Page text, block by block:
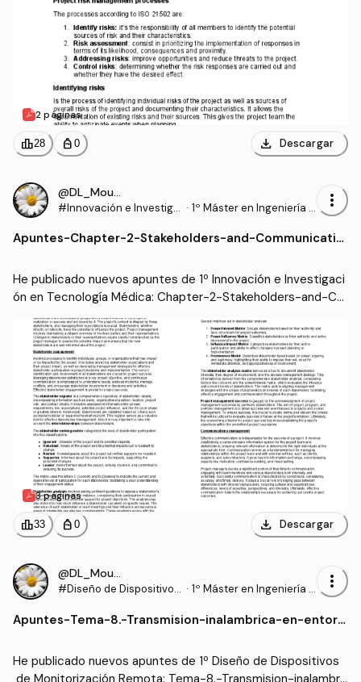
2 páginas
leaderboard28 personal_bag 0 download Descargar
@DL_Moura
#Innovación e Investiga
ca
· 1º Máster en Ingeniería B
more_vert
Apuntes-Chapter-2-Stakeholders-and-Communicatio
He publicado nuevos apuntes de 1º Innovación e Investigaci
ón en Tecnología Médica: Chapter-2-Stakeholders-and-Co
mmunications.pdf
3 páginas
leaderboard33 personal_bag 0 download Descargar
@DL_Moura
#Diseño de Dispositivos
ta
· 1º Máster en Ingeniería B
more_vert
Apuntes-Tema-8.-Transmision-inalambrica-en-entorn
He publicado nuevos apuntes de 1º Diseño de Dispositivos
de Monitorización Remota: Tema-8.-Transmision-inalambri